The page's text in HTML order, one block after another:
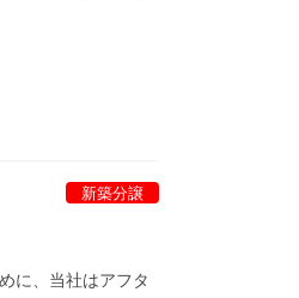
新築分譲
に、当社はアフタ